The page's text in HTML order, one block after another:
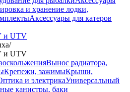
и хранение лодки,
Аксессуары для катеров
и UTV
/
и UTV
Вынос радиатора,
Крепежи, зажимыКрыши,
и электрикаУниверсальный
канистры, баки